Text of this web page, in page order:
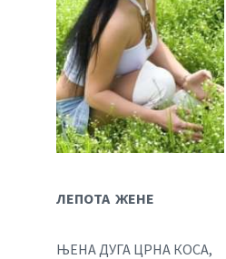
ЛЕПОТА ЖЕНЕ
ЊЕНА ДУГА ЦРНА КОСА,